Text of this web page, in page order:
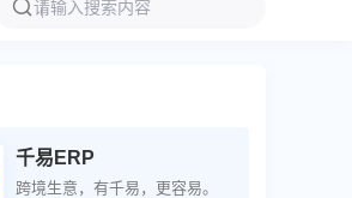
千易ERP
跨境生意，有千易，更容易。